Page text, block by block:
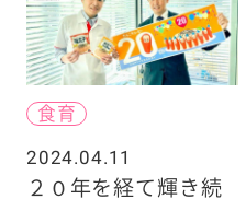
食育
2024.04.11
２０年を経て輝き続